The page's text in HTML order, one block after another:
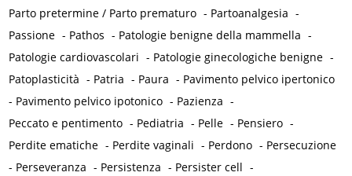
Parto pretermine / Parto prematuro - Partoanalgesia -
Passione - Pathos - Patologie benigne della mammella -
Patologie cardiovascolari - Patologie ginecologiche benigne -
Patoplasticità - Patria - Paura - Pavimento pelvico ipertonico
- Pavimento pelvico ipotonico - Pazienza -
Peccato e pentimento - Pediatria - Pelle - Pensiero -
Perdite ematiche - Perdite vaginali - Perdono - Persecuzione
- Perseveranza - Persistenza - Persister cell -